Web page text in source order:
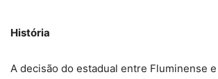
História
A decisão do estadual entre Fluminense